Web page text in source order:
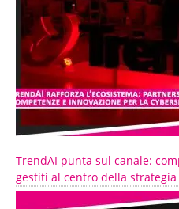
TrendAI punta sul canale:
gestiti al centro della strategia